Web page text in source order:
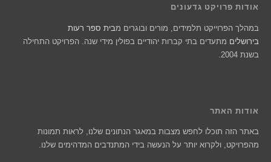
אודות פרויקט גדעונים
במהלך הפרוייקט תלמידים, מורים ובוגרים מבית ספר רעות
בירושלים מתעדים בתי קברות יהודיים בפולין מידי שנה. הפרויקט התחילה
בשנת 2004.
אודות האתר
באתר הזה תוכלו לחפש מצבות במאגר הנתונים שלנו, לראות תמונות
מהפרויקט, ולקרוא יותר על הנעשה בידי המתנדבים המדהימים שלנו.